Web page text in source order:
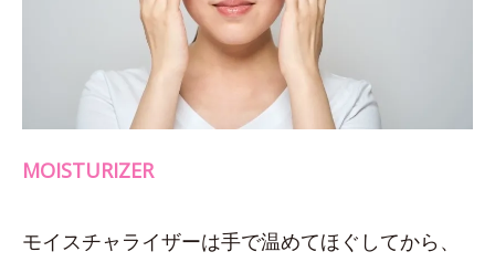
MOISTURIZER
モイスチャライザーは手で温めてほぐしてから、